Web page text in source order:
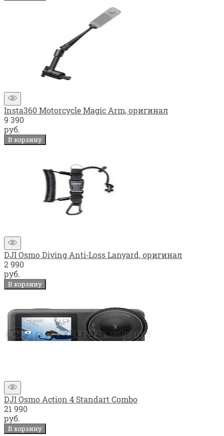
Insta360 Motorcycle Magic Arm, оригинал
9 390
руб.
В корзину
DJI Osmo Diving Anti‑Loss Lanyard, оригинал
2 990
руб.
В корзину
DJI Osmo Action 4 Standart Combo
21 990
руб.
В корзину